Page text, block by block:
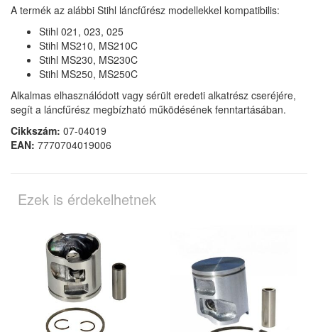
A termék az alábbi Stihl láncfűrész modellekkel kompatibilis:
Stihl 021, 023, 025
Stihl MS210, MS210C
Stihl MS230, MS230C
Stihl MS250, MS250C
Alkalmas elhasználódott vagy sérült eredeti alkatrész cseréjére,
segít a láncfűrész megbízható működésének fenntartásában.
Cikkszám: 07-04019
EAN: 7770704019006
Ezek is érdekelhetnek